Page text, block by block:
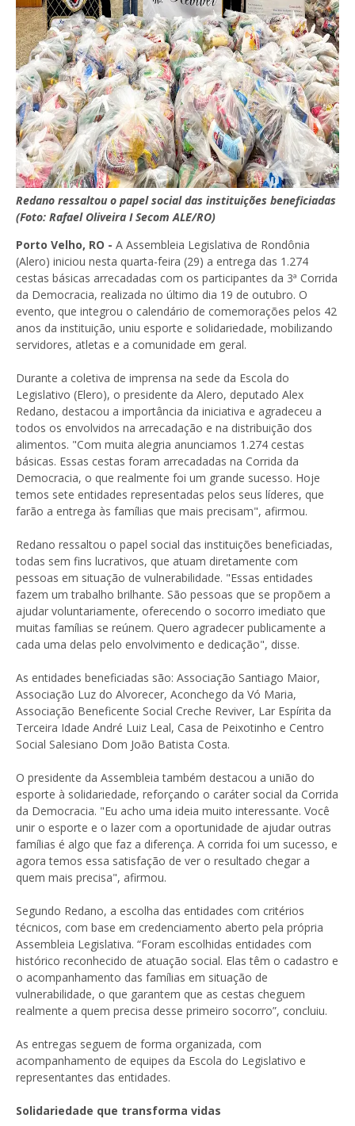
Redano ressaltou o papel social das instituições beneficiadas
(Foto: Rafael Oliveira I Secom ALE/RO)
Porto Velho, RO - A Assembleia Legislativa de Rondônia
(Alero) iniciou nesta quarta-feira (29) a entrega das 1.274
cestas básicas arrecadadas com os participantes da 3ª Corrida
da Democracia, realizada no último dia 19 de outubro. O
evento, que integrou o calendário de comemorações pelos 42
anos da instituição, uniu esporte e solidariedade, mobilizando
servidores, atletas e a comunidade em geral.
Durante a coletiva de imprensa na sede da Escola do
Legislativo (Elero), o presidente da Alero, deputado Alex
Redano, destacou a importância da iniciativa e agradeceu a
todos os envolvidos na arrecadação e na distribuição dos
alimentos. "Com muita alegria anunciamos 1.274 cestas
básicas. Essas cestas foram arrecadadas na Corrida da
Democracia, o que realmente foi um grande sucesso. Hoje
temos sete entidades representadas pelos seus líderes, que
farão a entrega às famílias que mais precisam", afirmou.
Redano ressaltou o papel social das instituições beneficiadas,
todas sem fins lucrativos, que atuam diretamente com
pessoas em situação de vulnerabilidade. "Essas entidades
fazem um trabalho brilhante. São pessoas que se propõem a
ajudar voluntariamente, oferecendo o socorro imediato que
muitas famílias se reúnem. Quero agradecer publicamente a
cada uma delas pelo envolvimento e dedicação", disse.
As entidades beneficiadas são: Associação Santiago Maior,
Associação Luz do Alvorecer, Aconchego da Vó Maria,
Associação Beneficente Social Creche Reviver, Lar Espírita da
Terceira Idade André Luiz Leal, Casa de Peixotinho e Centro
Social Salesiano Dom João Batista Costa.
O presidente da Assembleia também destacou a união do
esporte à solidariedade, reforçando o caráter social da Corrida
da Democracia. "Eu acho uma ideia muito interessante. Você
unir o esporte e o lazer com a oportunidade de ajudar outras
famílias é algo que faz a diferença. A corrida foi um sucesso, e
agora temos essa satisfação de ver o resultado chegar a
quem mais precisa", afirmou.
Segundo Redano, a escolha das entidades com critérios
técnicos, com base em credenciamento aberto pela própria
Assembleia Legislativa. “Foram escolhidas entidades com
histórico reconhecido de atuação social. Elas têm o cadastro e
o acompanhamento das famílias em situação de
vulnerabilidade, o que garantem que as cestas cheguem
realmente a quem precisa desse primeiro socorro”, concluiu.
As entregas seguem de forma organizada, com
acompanhamento de equipes da Escola do Legislativo e
representantes das entidades.
Solidariedade que transforma vidas